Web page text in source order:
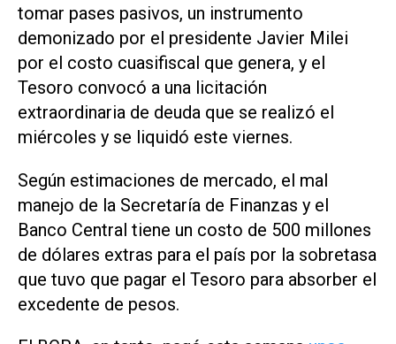
tomar pases pasivos, un instrumento
demonizado por el presidente Javier Milei
por el costo cuasifiscal que genera, y el
Tesoro convocó a una licitación
extraordinaria de deuda que se realizó el
miércoles y se liquidó este viernes.
Según estimaciones de mercado, el mal
manejo de la Secretaría de Finanzas y el
Banco Central tiene un costo de 500 millones
de dólares extras para el país por la sobretasa
que tuvo que pagar el Tesoro para absorber el
excedente de pesos.